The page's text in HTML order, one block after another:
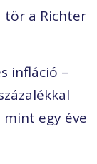
tör a Richter
infláció –
egy éve